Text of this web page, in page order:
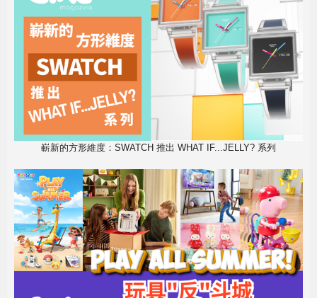
嶄新的方形維度：SWATCH 推出 WHAT IF...JELLY? 系列